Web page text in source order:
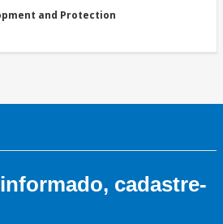
and Protection
cadastre-